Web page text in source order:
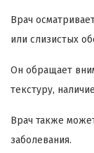
Врач
или слизистых
Он обращает
текстуру,
Врач также
заболевания.